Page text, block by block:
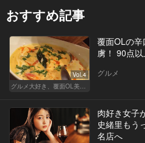
おすすめ記事
Vol.4
グルメ大好き、覆面OL美咲が行く
覆面OLの
虜！ 90点
グルメ
肉好き女子
史緒里もう
名店へ